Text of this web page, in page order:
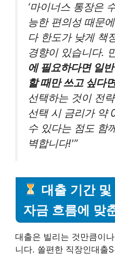
‘마이너스 통장은
능한 편의성 때문
다 한도가 낮게 책
경향이 있습니다.
에 필요하다면 일
할 때만 쓰고 싶다
선택하는 것이 전
선택 시 금리가 약
수 있다는 점도 함
벽합니다!'”
대출 기간
자금 흐름에 맞
대출은 빌리는 것만큼이
니다. 쏠편한 직장인대출